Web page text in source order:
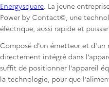
Energysquare. La jeune
Power by Contact©, une
électrique, aussi rapide et
Composé d'un émetteur et d'un
directement intégré dans
suffit de positionner l’appareil
la technologie, pour que